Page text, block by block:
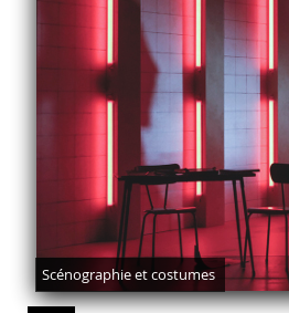
Scénographie et costumes